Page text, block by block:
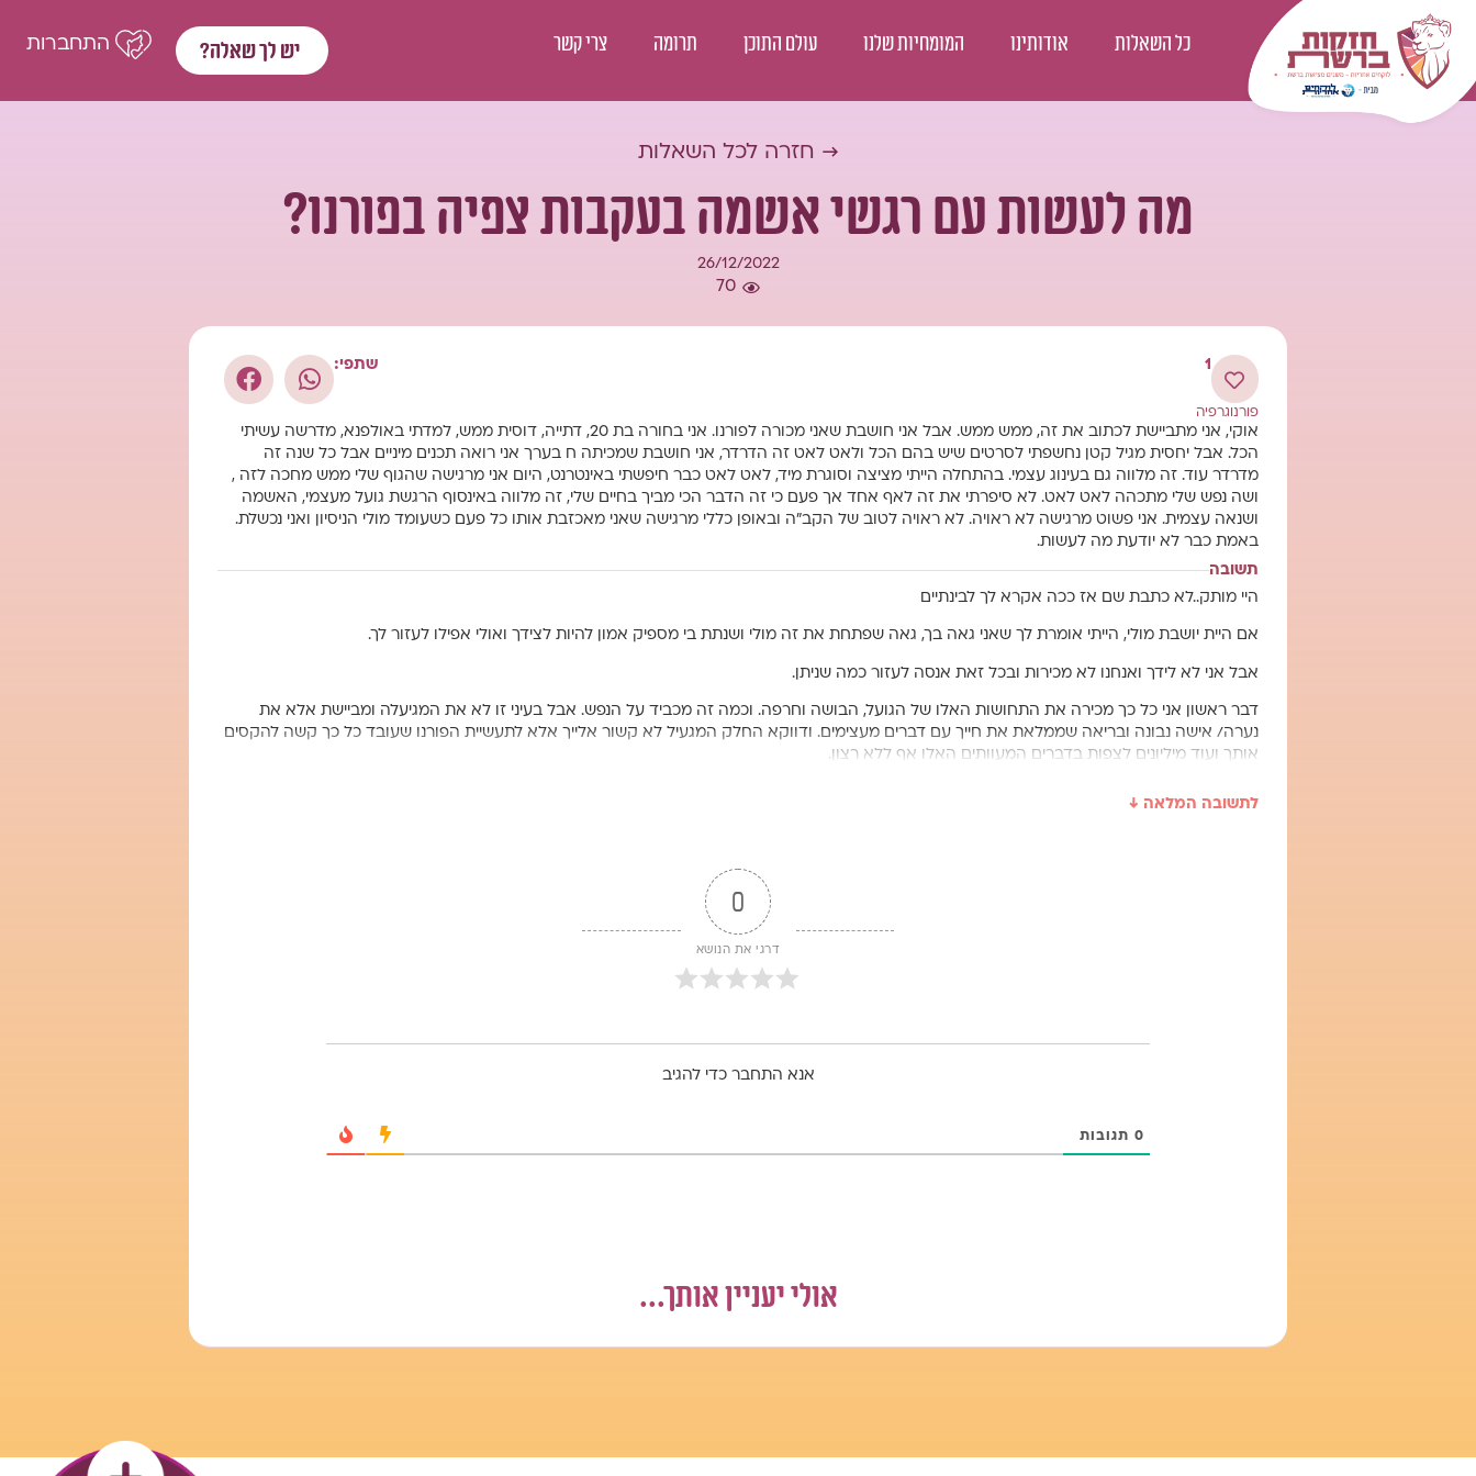
כל השאלות אודותינו המומחיות שלנו עולם התוכן תרומה צרי קשר יש לך שאלה? התחברות
→ חזרה לכל השאלות
מה לעשות עם רגשי אשמה בעקבות צפיה בפורנו?
26/12/2022
70
1 שתפי:
פורנוגרפיה
אוקי, אני מתביישת לכתוב את זה, ממש ממש. אבל אני חושבת שאני מכורה לפורנו. אני בחורה בת 20, דתייה, דוסית ממש, למדתי באולפנא, מדרשה עשיתי
הכל. אבל יחסית מגיל קטן נחשפתי לסרטים שיש בהם הכל ולאט לאט זה הדרדר, אני חושבת שמכיתה ח בערך אני רואה תכנים מיניים אבל כל שנה זה
מדרדר עוד. זה מלווה גם בעינוג עצמי. בהתחלה הייתי מציצה וסוגרת מיד, לאט לאט כבר חיפשתי באינטרנט, היום אני מרגישה שהגוף שלי ממש מחכה לזה ,
ושה נפש שלי מתכהה לאט לאט. לא סיפרתי את זה לאף אחד אך פעם כי זה הדבר הכי מביך בחיים שלי, זה מלווה באינסוף הרגשת גועל מעצמי, האשמה
ושנאה עצמית. אני פשוט מרגישה לא ראויה. לא ראויה לטוב של הקב״ה ובאופן כללי מרגישה שאני מאכזבת אותו כל פעם כשעומד מולי הניסיון ואני נכשלת.
באמת כבר לא יודעת מה לעשות.
תשובה
היי מותק..לא כתבת שם אז ככה אקרא לך לבינתיים
אם היית יושבת מולי, הייתי אומרת לך שאני גאה בך, גאה שפתחת את זה מולי ושנתת בי מספיק אמון להיות לצידך ואולי אפילו לעזור לך.
אבל אני לא לידך ואנחנו לא מכירות ובכל זאת אנסה לעזור כמה שניתן.
דבר ראשון אני כל כך מכירה את התחושות האלו של הגועל, הבושה וחרפה. וכמה זה מכביד על הנפש. אבל בעיני זו לא את המגיעלה ומביישת אלא את
נערה/ אישה נבונה ובריאה שממלאת את חייך עם דברים מעצימים. ודווקא החלק המגעיל לא קשור אלייך אלא לתעשיית הפורנו שעובד כל כך קשה להקסים
אותך ועוד מיליונים לצפות בדברים המעוותים האלו אף ללא רצון.
מה שבטוח שהקב"ה אוהב אותך בכל מצב. אני בטוחה שאת לא מאכזבת אותו אלא אולי קצת את עצמך. מותר לך מתוך זה גדלים, מתפתחים וצומחים.
לתשובה המלאה ↓
0
דרגי את הנושא
אנא התחבר כדי להגיב
0 תגובות
אולי יעניין אותך...